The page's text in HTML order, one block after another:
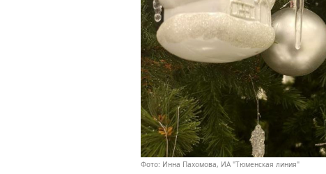
Фото: Инна Пахомова, ИА "Тюменская линия"